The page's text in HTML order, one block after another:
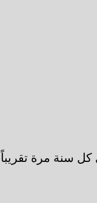
كل سنة مرة تقريباً